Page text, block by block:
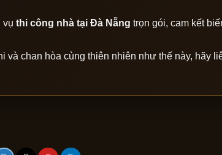
vụ thi công nhà tại Đà Nẵng trọn gói, cam kết
và chan hòa cùng thiên nhiên như thế này, hãy